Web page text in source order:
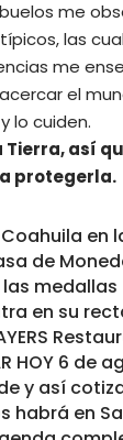
me
las
me
el
lo cuiden.
Tierra, así
protegerla.
en
de
medallas
en su
HOY 6 de
y así
habrá en